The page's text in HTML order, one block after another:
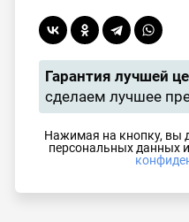
Гарантия лучшей
сделаем лучшее
Нажимая на кнопку, вы
персональных данных